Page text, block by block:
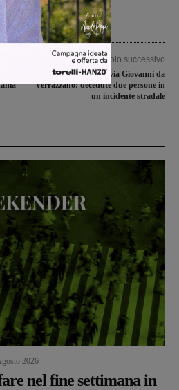
Articolo successivo
Dramma in via Giovanni da
Verrazzano: decedute due persone in
un incidente stradale
2026
nel fine settimana in